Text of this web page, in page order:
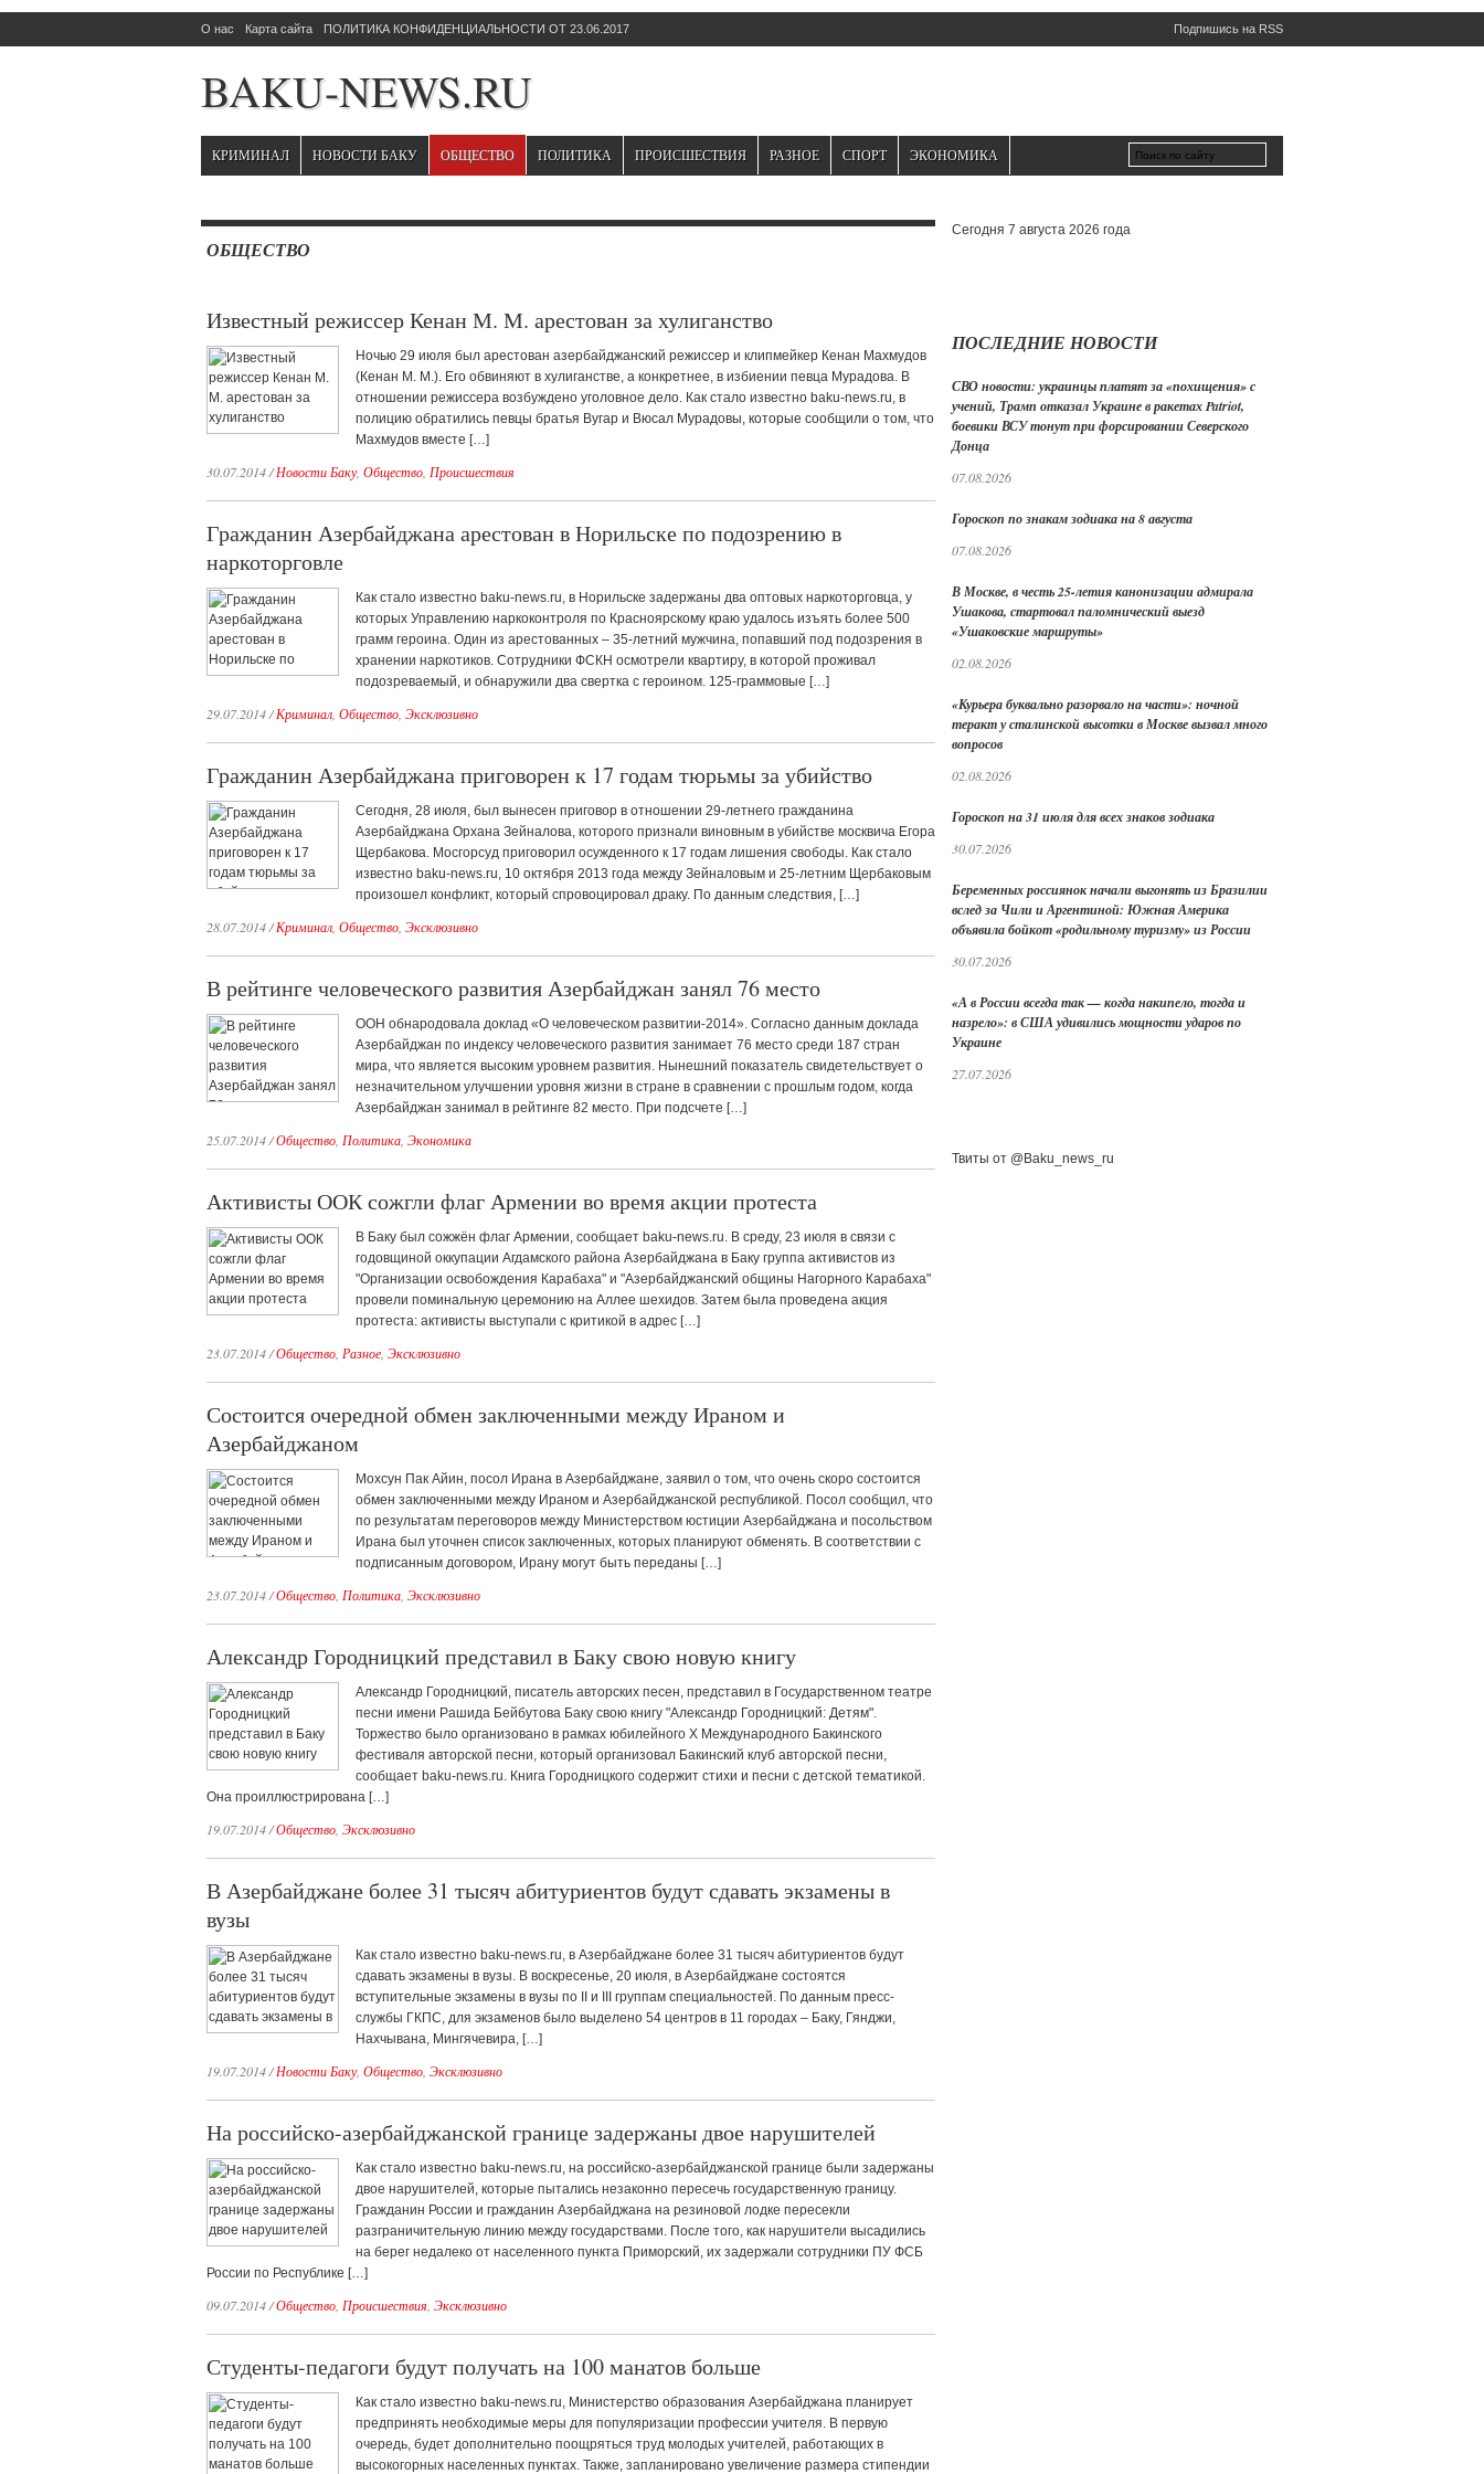
Подпишись на RSS
О нас Карта сайта ПОЛИТИКА КОНФИДЕНЦИАЛЬНОСТИ ОТ 23.06.2017
BAKU-NEWS.RU
КРИМИНАЛ НОВОСТИ БАКУ ОБЩЕСТВО ПОЛИТИКА ПРОИСШЕСТВИЯ РАЗНОЕ СПОРТ ЭКОНОМИКА
ОБЩЕСТВО
Известный режиссер Кенан М. М. арестован за хулиганство
Ночью 29 июля был арестован азербайджанский режиссер и клипмейкер Кенан Махмудов
(Кенан М. М.). Его обвиняют в хулиганстве, а конкретнее, в избиении певца Мурадова. В
отношении режиссера возбуждено уголовное дело. Как стало известно baku-news.ru, в
полицию обратились певцы братья Вугар и Вюсал Мурадовы, которые сообщили о том, что
Махмудов вместе […]
30.07.2014/Новости Баку, Общество Происшествия
Гражданин Азербайджана арестован в Норильске по подозрению в
наркоторговле
Как стало известно baku-news.ru, в Норильске задержаны два оптовых наркоторговца, у
которых Управлению наркоконтроля по Красноярскому краю удалось изъять более 500
грамм героина. Один из арестованных – 35-летний мужчина, попавший под подозрения в
хранении наркотиков. Сотрудники ФСКН осмотрели квартиру, в которой проживал
подозреваемый, и обнаружили два свертка с героином. 125-граммовые […]
29.07.2014/Криминал Общество Эксклюзивно
Гражданин Азербайджана приговорен к 17 годам тюрьмы за убийство
Сегодня, 28 июля, был вынесен приговор в отношении 29-летнего гражданина
Азербайджана Орхана Зейналова, которого признали виновным в убийстве москвича Егора
Щербакова. Мосгорсуд приговорил осужденного к 17 годам лишения свободы. Как стало
известно baku-news.ru, 10 октября 2013 года между Зейналовым и 25-летним Щербаковым
произошел конфликт, который спровоцировал драку. По данным следствия, […]
28.07.2014/Криминал Общество Эксклюзивно
В рейтинге человеческого развития Азербайджан занял 76 место
ООН обнародовала доклад «О человеческом развитии-2014». Согласно данным доклада
Азербайджан по индексу человеческого развития занимает 76 место среди 187 стран
мира, что является высоким уровнем развития. Нынешний показатель свидетельствует о
незначительном улучшении уровня жизни в стране в сравнении с прошлым годом, когда
Азербайджан занимал в рейтинге 82 место. При подсчете […]
25.07.2014/Общество Политика Экономика
Активисты ООК сожгли флаг Армении во время акции протеста
В Баку был сожжён флаг Армении, сообщает baku-news.ru. В среду, 23 июля в связи с
годовщиной оккупации Агдамского района Азербайджана в Баку группа активистов из
"Организации освобождения Карабаха" и "Азербайджанский общины Нагорного Карабаха"
провели поминальную церемонию на Аллее шехидов. Затем была проведена акция
протеста: активисты выступали с критикой в адрес […]
23.07.2014/Общество Разное Эксклюзивно
Состоится очередной обмен заключенными между Ираном и
Азербайджаном
Мохсун Пак Айин, посол Ирана в Азербайджане, заявил о том, что очень скоро состоится
обмен заключенными между Ираном и Азербайджанской республикой. Посол сообщил, что
по результатам переговоров между Министерством юстиции Азербайджана и посольством
Ирана был уточнен список заключенных, которых планируют обменять. В соответствии с
подписанным договором, Ирану могут быть переданы […]
23.07.2014/Общество Политика Эксклюзивно
Александр Городницкий представил в Баку свою новую книгу
Александр Городницкий, писатель авторских песен, представил в Государственном театре
песни имени Рашида Бейбутова Баку свою книгу "Александр Городницкий: Детям".
Торжество было организовано в рамках юбилейного Х Международного Бакинского
фестиваля авторской песни, который организовал Бакинский клуб авторской песни,
сообщает baku-news.ru. Книга Городницкого содержит стихи и песни с детской тематикой.
Она проиллюстрирована […]
19.07.2014/Общество Эксклюзивно
В Азербайджане более 31 тысяч абитуриентов будут сдавать экзамены в
вузы
Как стало известно baku-news.ru, в Азербайджане более 31 тысяч абитуриентов будут
сдавать экзамены в вузы. В воскресенье, 20 июля, в Азербайджане состоятся
вступительные экзамены в вузы по II и III группам специальностей. По данным пресс-
службы ГКПС, для экзаменов было выделено 54 центров в 11 городах – Баку, Гянджи,
Нахчывана, Мингячевира, […]
19.07.2014/Новости Баку, Общество Эксклюзивно
На российско-азербайджанской границе задержаны двое нарушителей
Как стало известно baku-news.ru, на российско-азербайджанской границе были задержаны
двое нарушителей, которые пытались незаконно пересечь государственную границу.
Гражданин России и гражданин Азербайджана на резиновой лодке пересекли
разграничительную линию между государствами. После того, как нарушители высадились
на берег недалеко от населенного пункта Приморский, их задержали сотрудники ПУ ФСБ
России по Республике […]
09.07.2014/Общество Происшествия Эксклюзивно
Студенты-педагоги будут получать на 100 манатов больше
Как стало известно baku-news.ru, Министерство образования Азербайджана планирует
предпринять необходимые меры для популяризации профессии учителя. В первую
очередь, будет дополнительно поощряться труд молодых учителей, работающих в
высокогорных населенных пунктах. Также, запланировано увеличение размера стипендии
Сегодня 7 августа 2026 года
ПОСЛЕДНИЕ НОВОСТИ
СВО новости: украинцы платят за «похищения» с
учений, Трамп отказал Украине в ракетах Patriot,
боевики ВСУ тонут при форсировании Северского
Донца
07.08.2026
Гороскоп по знакам зодиака на 8 августа
07.08.2026
В Москве, в честь 25-летия канонизации адмирала
Ушакова, стартовал паломнический выезд
«Ушаковские маршруты»
02.08.2026
«Курьера буквально разорвало на части»: ночной
теракт у сталинской высотки в Москве вызвал много
вопросов
02.08.2026
Гороскоп на 31 июля для всех знаков зодиака
30.07.2026
Беременных россиянок начали выгонять из Бразилии
вслед за Чили и Аргентиной: Южная Америка
объявила бойкот «родильному туризму» из России
30.07.2026
«А в России всегда так — когда накипело, тогда и
назрело»: в США удивились мощности ударов по
Украине
27.07.2026
Твиты от @Baku_news_ru